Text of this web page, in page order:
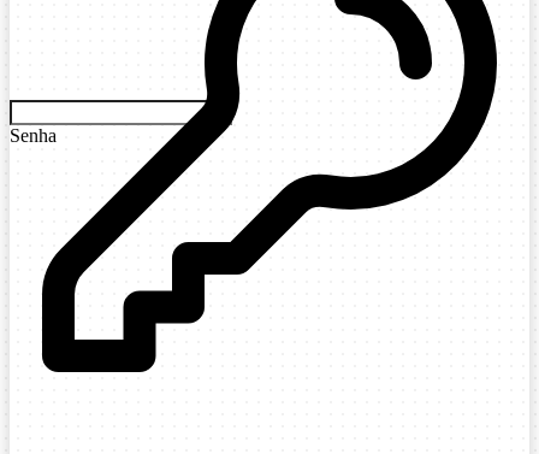
Senha